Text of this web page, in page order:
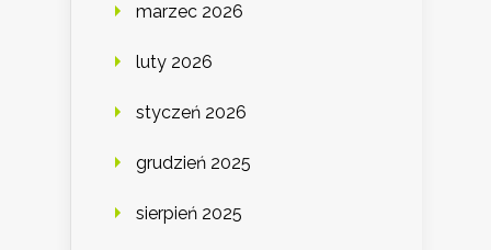
marzec 2026
luty 2026
styczeń 2026
grudzień 2025
sierpień 2025